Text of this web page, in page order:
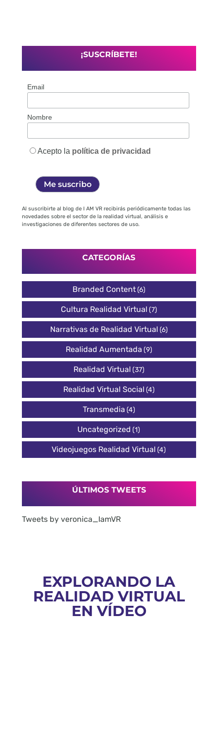
¡SUSCRÍBETE!
Email
Nombre
Acepto la política de privacidad
Al suscribirte al blog de I AM VR recibirás periódicamente todas las
novedades sobre el sector de la realidad virtual, análisis e
investigaciones de diferentes sectores de uso.
CATEGORÍAS
Branded Content(6)
Cultura Realidad Virtual (7)
Narrativas de Realidad Virtual (6)
Realidad Aumentada (9)
Realidad Virtual (37)
Realidad Virtual Social (4)
Transmedia (4)
Uncategorized (1)
Videojuegos Realidad Virtual (4)
ÚLTIMOS TWEETS
Tweets by veronica_IamVR
EXPLORANDO LA
REALIDAD VIRTUAL
EN VÍDEO